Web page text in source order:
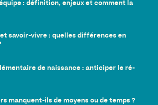
: définition, enjeux et comment la
savoir-vivre : quelles différences en
de naissance : anticiper le ré-
manquent-ils de moyens ou de temps ?